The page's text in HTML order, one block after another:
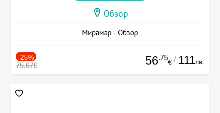
Обзор
Мирамар - Обзор
-25%
75.67€ 56.75
€ / 111лв.